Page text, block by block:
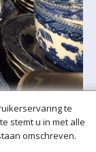
te
stemt u in met alle
omschreven.